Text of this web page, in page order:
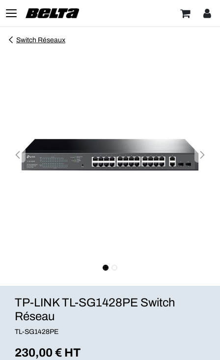
Switch Réseaux
TP-LINK TL-SG1428PE Switch
Réseau
TL-SG1428PE
230,00€ HT